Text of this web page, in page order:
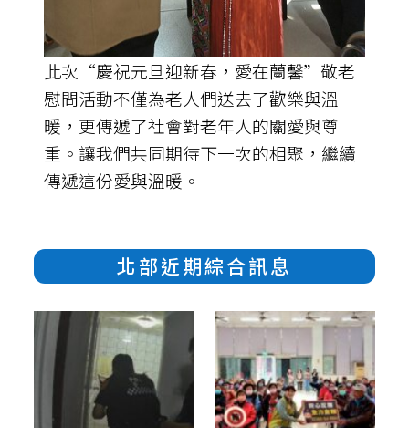
此次“慶祝元旦迎新春，愛在蘭馨”敬老
慰問活動不僅為老人們送去了歡樂與溫
暖，更傳遞了社會對老年人的關愛與尊
重。讓我們共同期待下一次的相聚，繼續
傳遞這份愛與溫暖。
北部近期綜合訊息